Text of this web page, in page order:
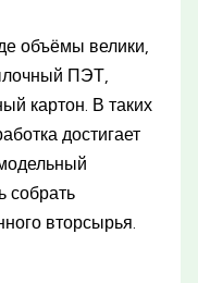
объёмы велики,
ПЭТ,
картон. В таких
достигает
собрать
вторсырья.